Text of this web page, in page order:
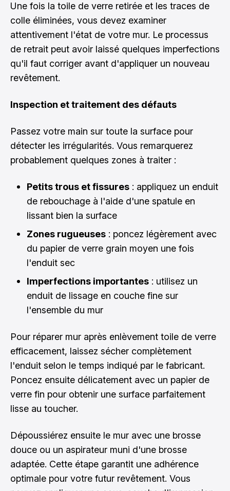
Une fois la toile de verre retirée et les traces de
colle éliminées, vous devez examiner
attentivement l'état de votre mur. Le processus
de retrait peut avoir laissé quelques imperfections
qu'il faut corriger avant d'appliquer un nouveau
revêtement.
Inspection et traitement des défauts
Passez votre main sur toute la surface pour
détecter les irrégularités. Vous remarquerez
probablement quelques zones à traiter :
Petits trous et fissures : appliquez un enduit
de rebouchage à l'aide d'une spatule en
lissant bien la surface
Zones rugueuses : poncez légèrement avec
du papier de verre grain moyen une fois
l'enduit sec
Imperfections importantes : utilisez un
enduit de lissage en couche fine sur
l'ensemble du mur
Pour réparer mur après enlèvement toile de verre
efficacement, laissez sécher complètement
l'enduit selon le temps indiqué par le fabricant.
Poncez ensuite délicatement avec un papier de
verre fin pour obtenir une surface parfaitement
lisse au toucher.
Dépoussiérez ensuite le mur avec une brosse
douce ou un aspirateur muni d'une brosse
adaptée. Cette étape garantit une adhérence
optimale pour votre futur revêtement. Vous